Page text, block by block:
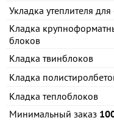
Укладка утеплителя для
Кладка
блоков
Кладка твинблоков
Кладка
Кладка теплоблоков
Минимальный заказ